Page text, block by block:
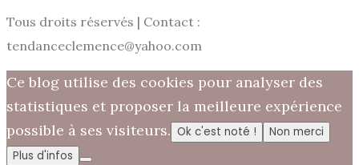
Tous droits réservés | Contact :
tendanceclemence@yahoo.com
Ce blog utilise des cookies pour analyser des
statistiques et proposer la meilleure expérience
possible à ses visiteurs. Ok c'est noté !
Non merci
Plus d'infos